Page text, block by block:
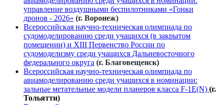
управление воздушными беспилотниками «Гонки
дронов - 2026» (г. Воронеж)
Всероссийская научно-техническая олимпиада по
судомоделированию среди учащихся (в закрытом
помещении) и XIII Первенство России по
судомоделизму среди учащихся Дальневосточного
федерального округа (г. Благовещенск)
Всероссийская научно-техническая олимпиада по
авиамоделированию среди учащихся в номинации:
зальные метательные модели планеров класса F-1E(N) (г.
Тольятти)